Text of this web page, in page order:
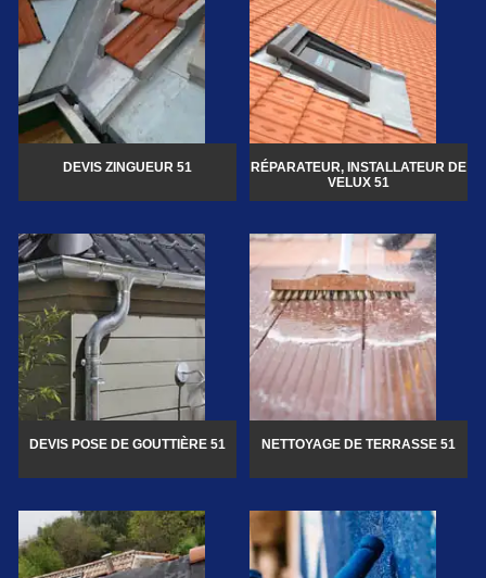
DEVIS ZINGUEUR 51
RÉPARATEUR, INSTALLATEUR DE
VELUX 51
DEVIS POSE DE GOUTTIÈRE 51 NETTOYAGE DE TERRASSE 51